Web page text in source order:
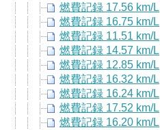
燃費記録 17.56 km/L
燃費記録 16.75 km/L
燃費記録 11.51 km/L
燃費記録 14.57 km/L
燃費記録 12.85 km/L
燃費記録 16.32 km/L
燃費記録 16.24 km/L
燃費記録 17.52 km/L
燃費記録 16.20 km/L